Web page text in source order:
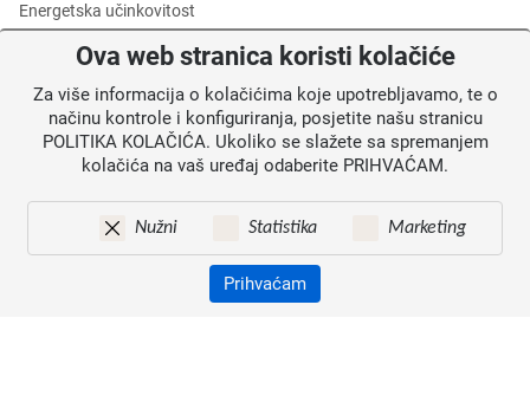
Energetska učinkovitost
Zaštita okoliša
Posredničko tijelo razine 2
Informacije za korisnike
Mapa weba
Ova web stranica koristi kolačiće
Za više informacija o kolačićima koje upotrebljavamo, te o
načinu kontrole i konfiguriranja, posjetite našu stranicu
POLITIKA KOLAČIĆA. Ukoliko se slažete sa spremanjem
kolačića na vaš uređaj odaberite PRIHVAĆAM.
Nužni Statistika Marketing
Prihvaćam